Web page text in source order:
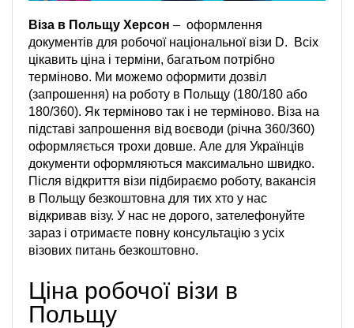
Віза в Польщу Херсон – оформлення
документів для робочої національної візи D. Всіх
цікавить ціна і терміни, багатьом потрібно
терміново. Ми можемо оформити дозвіл
(запрошення) на роботу в Польщу (180/180 або
180/360). Як терміново так і не терміново. Віза на
підставі запрошення від воєводи (річна 360/360)
оформляється трохи довше. Але для Українців
документи оформляються максимально швидко.
Після відкриття візи підбираємо роботу, вакансія
в Польщу безкоштовна для тих хто у нас
відкривав візу. У нас не дорого, зателефонуйте
зараз і отримаєте повну консультацію з усіх
візових питань безкоштовно.
Ціна робочої візи в
Польщу